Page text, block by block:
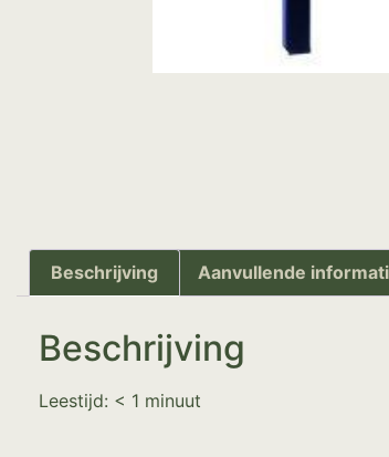
Beschrijving Aanvullende
Beschrijving
Leestijd: < 1 minuut